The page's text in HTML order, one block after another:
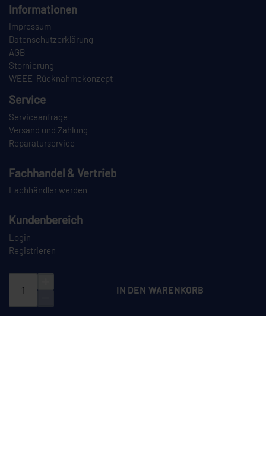
IN DEN WARENKORB
Informationen
Impressum
Datenschutzerklärung
AGB
Stornierung
WEEE-Rücknahmekonzept
Service
Serviceanfrage
Versand und Zahlung
Reparaturservice
Fachhandel & Vertrieb
Fachhändler werden
Kundenbereich
Login
Registrieren